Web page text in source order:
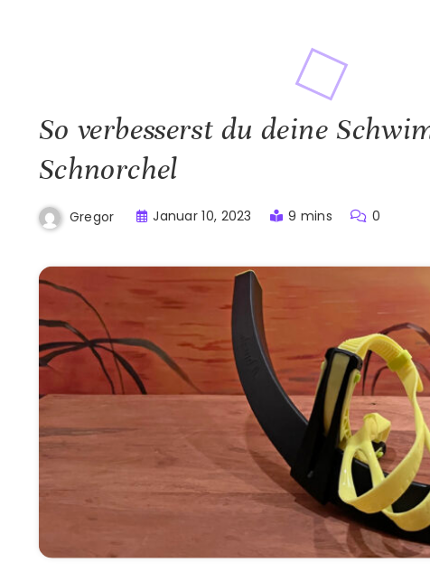
So verbesserst du deine
Schnorchel
Gregor Januar 10, 2023 9 mins 0